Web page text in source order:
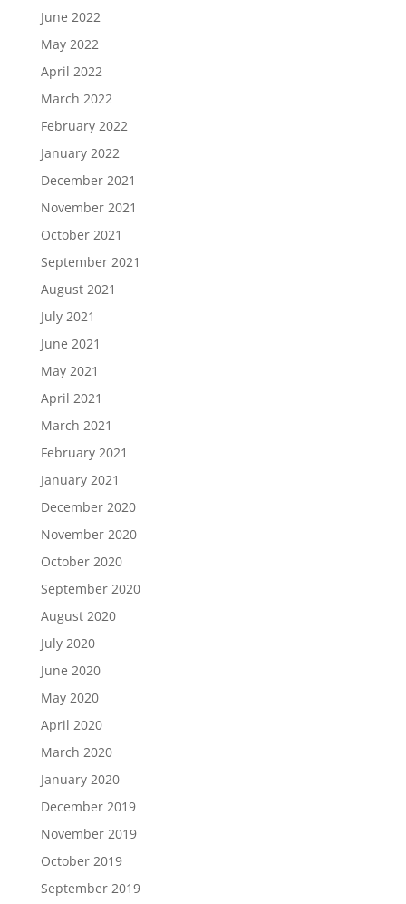
June 2022
May 2022
April 2022
March 2022
February 2022
January 2022
December 2021
November 2021
October 2021
September 2021
August 2021
July 2021
June 2021
May 2021
April 2021
March 2021
February 2021
January 2021
December 2020
November 2020
October 2020
September 2020
August 2020
July 2020
June 2020
May 2020
April 2020
March 2020
January 2020
December 2019
November 2019
October 2019
September 2019